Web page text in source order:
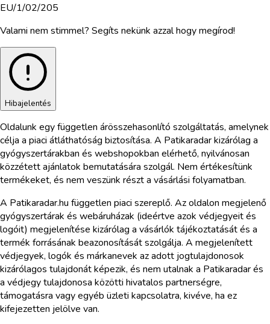
EU/1/02/205
Valami nem stimmel? Segíts nekünk azzal hogy megírod!
Hibajelentés
Oldalunk egy független árösszehasonlító szolgáltatás, amelynek
célja a piaci átláthatóság biztosítása. A Patikaradar kizárólag a
gyógyszertárakban és webshopokban elérhető, nyilvánosan
közzétett ajánlatok bemutatására szolgál. Nem értékesítünk
termékeket, és nem veszünk részt a vásárlási folyamatban.
A Patikaradar.hu független piaci szereplő. Az oldalon megjelenő
gyógyszertárak és webáruházak (ideértve azok védjegyeit és
logóit) megjelenítése kizárólag a vásárlók tájékoztatását és a
termék forrásának beazonosítását szolgálja. A megjelenített
védjegyek, logók és márkanevek az adott jogtulajdonosok
kizárólagos tulajdonát képezik, és nem utalnak a Patikaradar és
a védjegy tulajdonosa közötti hivatalos partnerségre,
támogatásra vagy egyéb üzleti kapcsolatra, kivéve, ha ez
kifejezetten jelölve van.